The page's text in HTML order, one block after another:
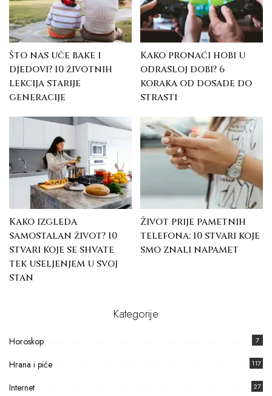
Što nas uče bake i
djedovi? 10 životnih
lekcija starije
generacije
Kako pronaći hobi u
odrasloj dobi? 6
koraka od dosade do
strasti
Kako izgleda
samostalan život? 10
stvari koje se shvate
tek useljenjem u svoj
stan
Život prije pametnih
telefona: 10 stvari koje
smo znali napamet
Kategorije
Horoskop 7
Hrana i piće 117
Internet 27